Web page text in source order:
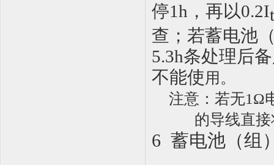
停1h ，再以0.2It
查；若蓄电池
5.3h条处理后
不能使用 。
注意：若无1Ω
的导线直
6 蓄电池（组